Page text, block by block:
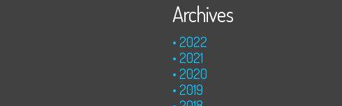
Archives
2022
2021
2020
2019